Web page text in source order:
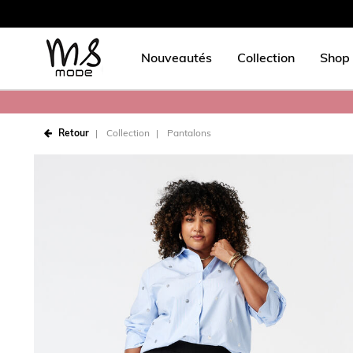
Nouveautés Collection
Retour Collection Pantalons